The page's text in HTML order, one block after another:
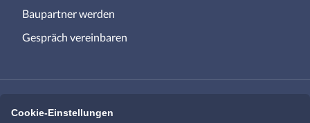
Baupartner werden
Gespräch vereinbaren
Cookie-Einstellungen